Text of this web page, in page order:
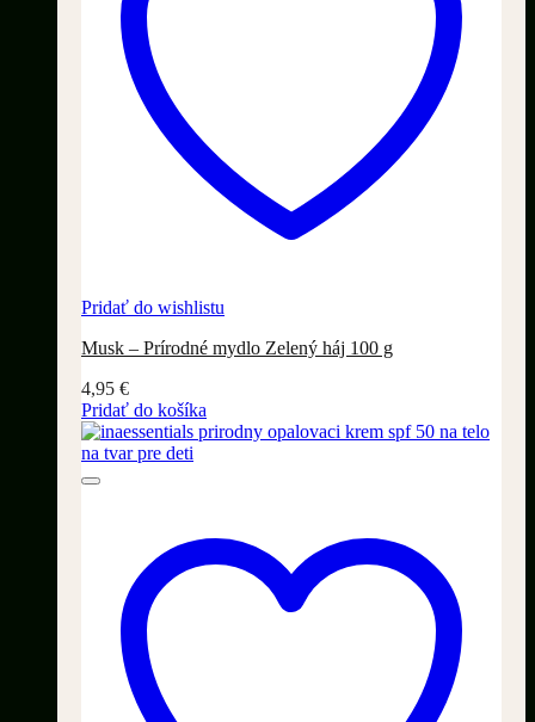
Pridať do wishlistu
Musk – Prírodné mydlo Zelený háj 100 g
4,95 €
Pridať do košíka